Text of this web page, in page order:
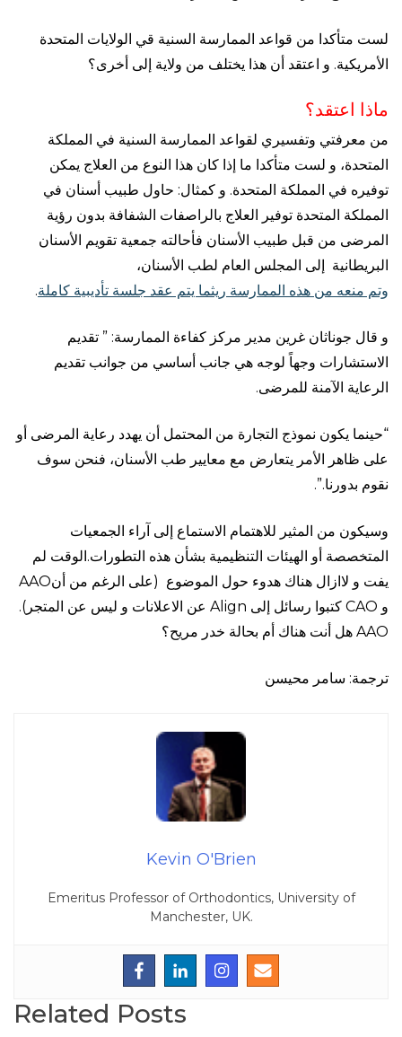
لست متأكدا من قواعد الممارسة السنية قي الولايات المتحدة
الأمريكية. و اعتقد أن هذا يختلف من ولاية إلى أخرى؟
ماذا اعتقد؟
من معرفتي وتفسيري لقواعد الممارسة السنية في المملكة
المتحدة، و لست متأكدا ما إذا كان هذا النوع من العلاج يمكن
توفيره في المملكة المتحدة. و كمثال: حاول طبيب أسنان في
المملكة المتحدة توفير العلاج بالراصفات الشفافة بدون رؤية
المرضى من قبل طبيب الأسنان فأحالته جمعية تقويم الأسنان
البريطانية إلى المجلس العام لطب الأسنان،
وتم منعه من هذه الممارسة ريثما يتم عقد جلسة تأديبية كاملة.
و قال جوناثان غرين مدير مركز كفاءة الممارسة: ” تقديم
الاستشارات وجهاً لوجه هي جانب أساسي من جوانب تقديم
الرعاية الآمنة للمرضى.
“حينما يكون نموذج التجارة من المحتمل أن يهدد رعاية المرضى أو
على ظاهر الأمر يتعارض مع معايير طب الأسنان، فنحن سوف
نقوم بدورنا.”.
وسيكون من المثير للاهتمام الاستماع إلى آراء الجمعيات
المتخصصة أو الهيئات التنظيمية بشأن هذه التطورات.الوقت لم
يفت و لاازال هناك هدوء حول الموضوع (على الرغم من أنAAO
و CAO كتبوا رسائل إلى Align عن الاعلانات و ليس عن المتجر).
AAO هل أنت هناك أم بحالة خدر مريح؟
ترجمة: سامر محيسن
Kevin O'Brien
Emeritus Professor of Orthodontics, University of
Manchester, UK.
Related Posts